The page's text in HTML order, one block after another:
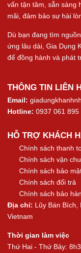
vấn tận tâm, sẵn sàng
mãi, đảm bảo sự hài
Dù bạn đang tìm
ứng lâu dài, Gia Dụng
để đồng hành và phát
THÔNG TIN LIÊN
Email:
Hotline: 0937 061 895
HỖ TRỢ KHÁCH
Chính sách thanh
Chính sách vận
Chính sách bảo
Chính sách đổi trả
Chính sách bảo
Địa chỉ: Lũy Bán Bích,
Vietnam
Thời gian làm việc
Thứ Hai - Thứ Bảy: